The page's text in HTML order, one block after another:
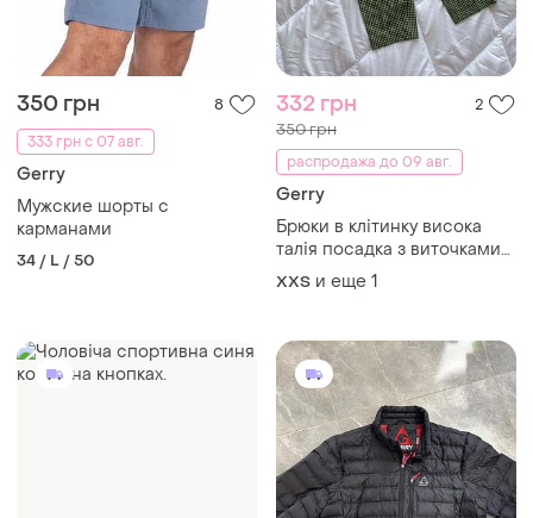
350 грн
8
333 грн с 07 авг.
Gerry
Мужские шорты с
карманами
34 / L / 50
332 грн 2
350 грн
распродажа до 09 авг.
Gerry
Брюки в клітинку висока
талія посадка з виточками
ззаду
XХS и еще 1